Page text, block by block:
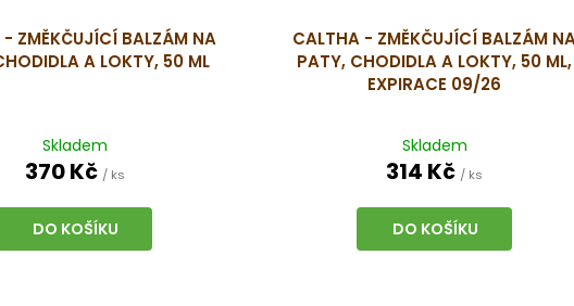
ZMĚKČUJÍCÍ BALZÁM NA
A LOKTY, 50 ML
Skladem
370 Kč / ks
DO KOŠÍKU
CALTHA - ZMĚKČUJÍCÍ BALZÁM
PATY, CHODIDLA A LOKTY, 50 ML,
EXPIRACE 09/26
Skladem
314 Kč / ks
DO KOŠÍKU